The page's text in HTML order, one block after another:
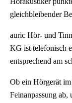
gleichbleibender
auric Hör- und
KG ist telefonisch
entsprechend am
Ob ein Hörgerät
Feinanpassung